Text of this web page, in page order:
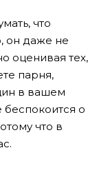
что
он даже не
оценивая тех,
парня,
в вашем
беспокоится о
что в